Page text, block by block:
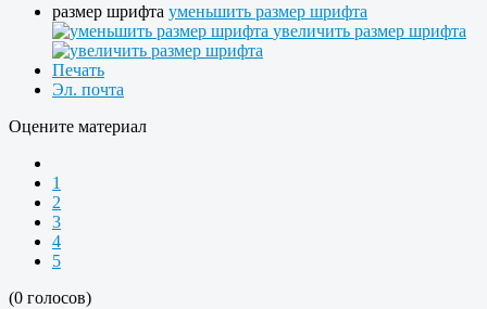
размер шрифта уменьшить размер шрифта
увеличить размер шрифта
Печать
Эл. почта
Оцените материал
1
2
3
4
5
(0 голосов)